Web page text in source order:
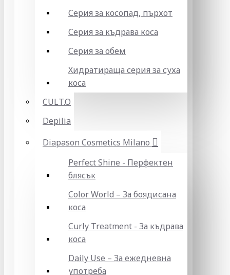
Серия за косопад, пърхот
Серия за къдрава коса
Серия за обем
Хидратираща серия за суха
коса
CULT.O
Depilia
Diapason Cosmetics Milano
Perfect Shine - Перфектен
блясък
Color World – За боядисана
коса
Curly Treatment - За къдрава
коса
Daily Use – За ежедневна
употреба